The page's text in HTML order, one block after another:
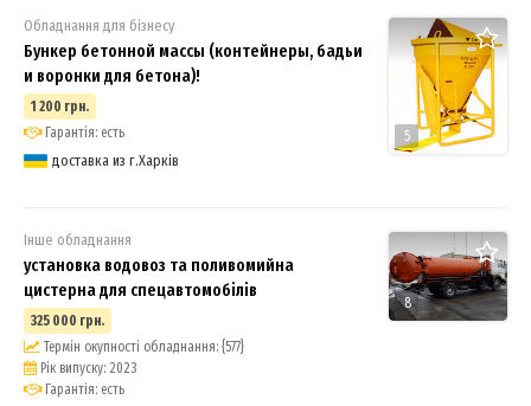
5
Обладнання для бізнесу
Бункер бетонной массы (контейнеры, бадьи
и воронки для бетона)!
1 200 грн.
Гарантія: есть
доставка из г.Харків
8
Інше обладнання
установка водовоз та поливомийна
цистерна для спецавтомобілів
325 000 грн.
Термін окупності обладнання: {577}
Рік випуску: 2023
Гарантія: есть